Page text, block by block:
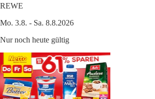
REWE
Mo. 3.8. - Sa. 8.8.2026
Nur noch heute gültig